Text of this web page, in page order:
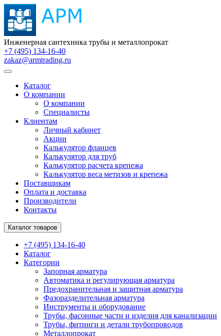
Инженерная сантехника трубы и металлопрокат
+7 (495) 134-16-40
zakaz@armtrading.ru
Каталог
О компании
О компании
Специалисты
Клиентам
Личный кабинет
Акции
Калькулятор фланцев
Калькулятор для труб
Калькулятор расчета крепежа
Калькулятор веса метизов и крепежа
Поставщикам
Оплата и доставка
Производители
Контакты
Каталог товаров
+7 (495) 134-16-40
Каталог
Категории
Запорная арматура
Автоматика и регулирующая арматура
Предохранительная и защитная арматура
Фазоразделительная арматура
Инструменты и оборудование
Трубы, фасонные части и изделия для канализации
Трубы, фитинги и детали трубопроводов
Металлопрокат